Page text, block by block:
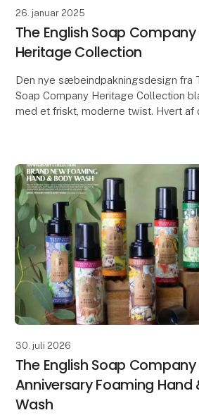
26. januar 2025
The English Soap
Heritage Collection
Den nye sæbeindpakningsdesign fra
Soap Company Heritage Collection
med et friskt, moderne twist. Hvert af
30. juli 2026
The English Soap
Anniversary Foaming Hand
Wash